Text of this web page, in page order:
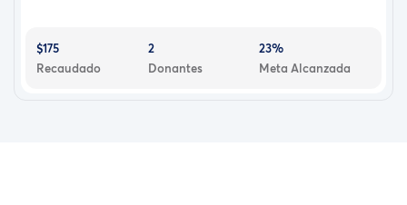
$175
Recaudado
2
Donantes
23%
Meta Alcanzada